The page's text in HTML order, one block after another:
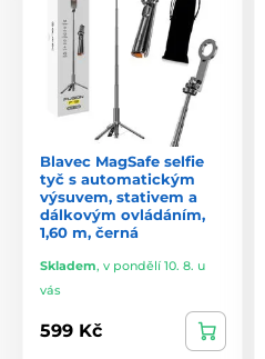
Blavec MagSafe selfie
tyč s automatickým
výsuvem, stativem a
dálkovým ovládáním,
1,60 m, černá
Skladem, v pondělí 10. 8. u
vás
599 Kč